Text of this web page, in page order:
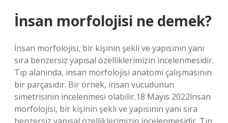
İnsan morfolojisi ne demek?
İnsan morfolojisi, bir kişinin şekli ve yapısının yanı
sıra benzersiz yapısal özelliklerimizin incelenmesidir.
Tıp alanında, insan morfolojisi anatomi çalışmasının
bir parçasıdır. Bir örnek, insan vücudunun
simetrisinin incelenmesi olabilir.18 Mayıs 2022İnsan
morfolojisi, bir kişinin şekli ve yapısının yanı sıra